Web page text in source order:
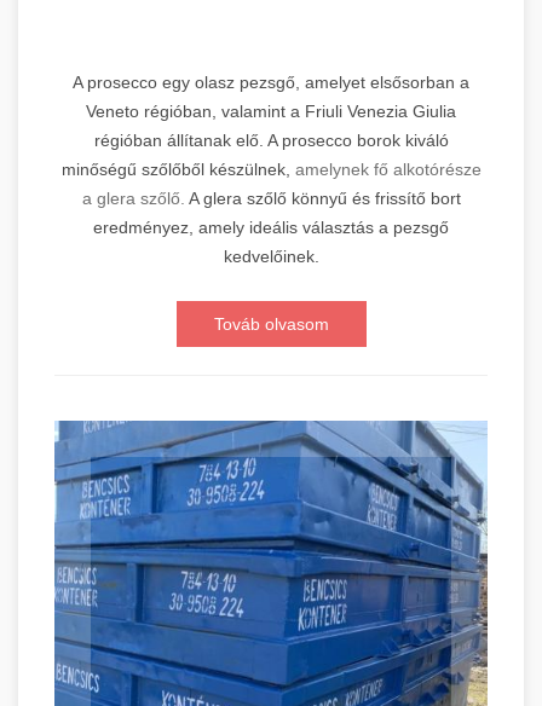
A prosecco egy olasz pezsgő, amelyet elsősorban a
Veneto régióban, valamint a Friuli Venezia Giulia
régióban állítanak elő. A prosecco borok kiváló
minőségű szőlőből készülnek, amelynek fő alkotórésze
a glera szőlő. A glera szőlő könnyű és frissítő bort
eredményez, amely ideális választás a pezsgő
kedvelőinek.
Továb olvasom